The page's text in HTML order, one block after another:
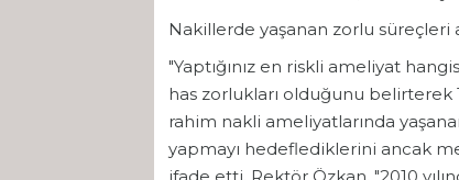
Nakillerde yaşanan zorlu süreçleri
"Yaptığınız en riskli ameliyat
has zorlukları olduğunu belirterek
rahim nakli ameliyatlarında
yapmayı hedeflediklerini ancak
ifade etti. Rektör Özkan, "2010